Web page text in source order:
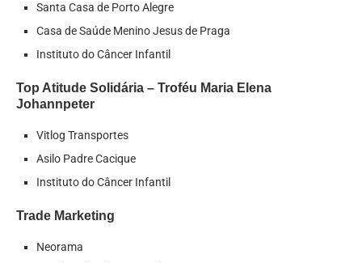
Santa Casa de Porto Alegre
Casa de Saúde Menino Jesus de Praga
Instituto do Câncer Infantil
Top Atitude Solidária – Troféu Maria Elena
Johannpeter
Vitlog Transportes
Asilo Padre Cacique
Instituto do Câncer Infantil
Trade Marketing
Neorama